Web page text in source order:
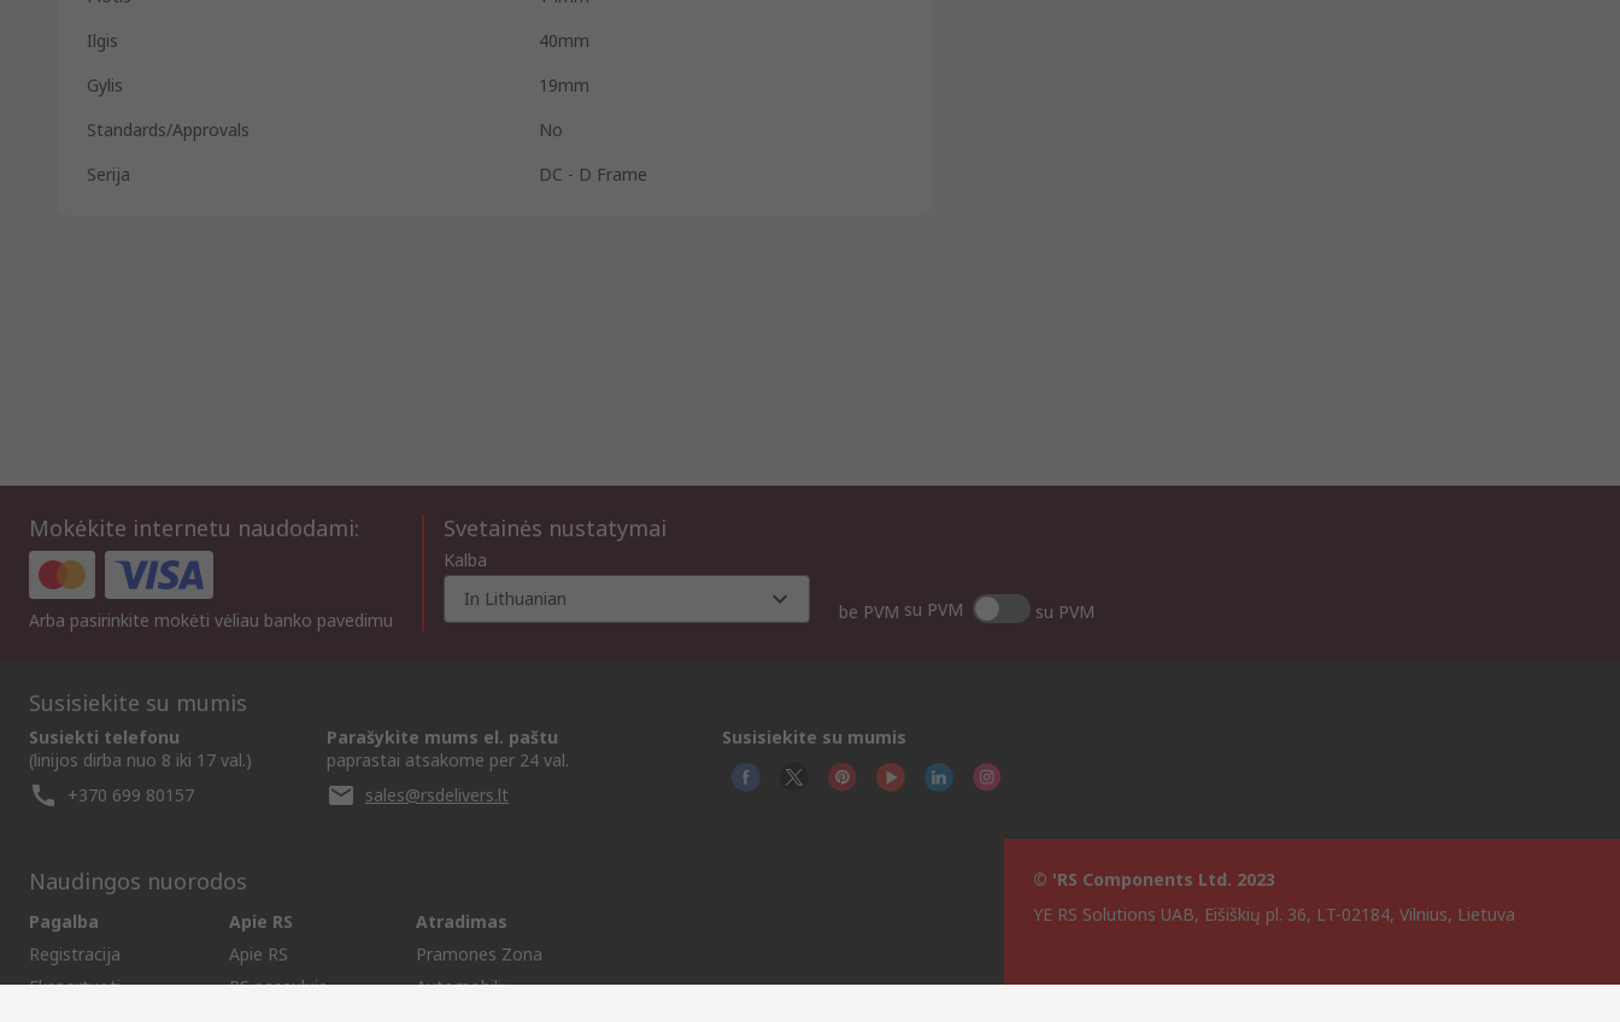
Ilgis
40mm
Gylis
19mm
Standards/Approvals
No
Serija
DC - D Frame
Mokėkite internetu naudodami:
Arba pasirinkite mokėti vėliau banko pavedimu
Svetainės nustatymai
Kalba
In Lithuanian
be PVM su PVM su PVM
Susisiekite su mumis
Susiekti telefonu
(linijos dirba nuo 8 iki 17 val.)
+370 699 80157
Parašykite mums el. paštu
paprastai atsakome per 24 val.
sales@rsdelivers.lt
Susisiekite su mumis
Naudingos nuorodos
Pagalba
Registracija
Eksportuoti
Apie RS
Apie RS
RS pasaulyje
Atradimas
Pramones Zona
Automobilių
© 'RS Components Ltd. 2023
YE RS Solutions UAB, Eišiškių pl. 36, LT-02184, Vilnius, Lietuva